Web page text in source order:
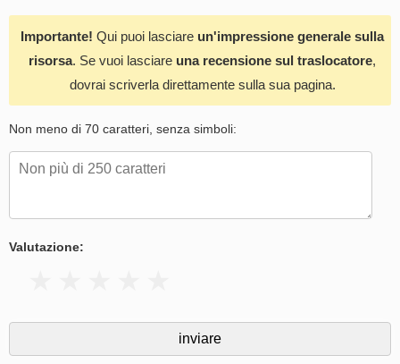
Importante! Qui puoi lasciare un'impressione generale sulla
risorsa. Se vuoi lasciare una recensione sul traslocatore,
dovrai scriverla direttamente sulla sua pagina.
Non meno di 70 caratteri, senza simboli:
Valutazione: